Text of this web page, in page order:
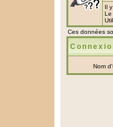
Il
Le
Ces données
Nom